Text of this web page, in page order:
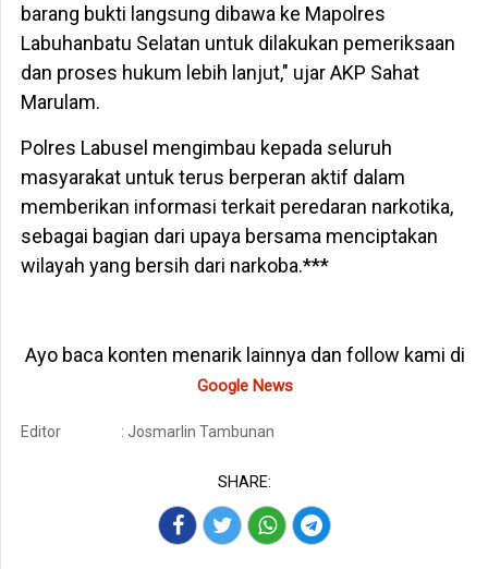
barang bukti langsung dibawa ke Mapolres
Labuhanbatu Selatan untuk dilakukan pemeriksaan
dan proses hukum lebih lanjut," ujar AKP Sahat
Marulam.
Polres Labusel mengimbau kepada seluruh
masyarakat untuk terus berperan aktif dalam
memberikan informasi terkait peredaran narkotika,
sebagai bagian dari upaya bersama menciptakan
wilayah yang bersih dari narkoba.***
Ayo baca konten menarik lainnya dan follow kami di
Google News
Editor : Josmarlin Tambunan
SHARE: